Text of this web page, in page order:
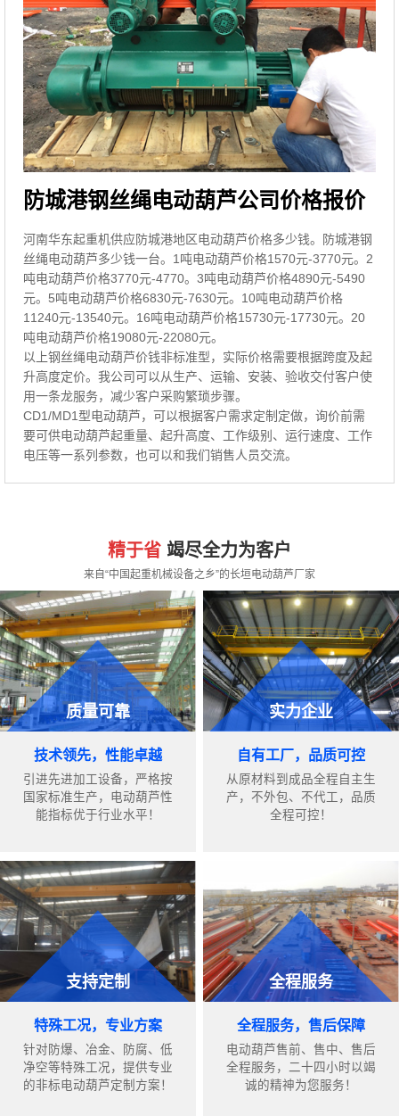
防城港钢丝绳电动葫芦公司价格报价
河南华东起重机供应防城港地区电动葫芦价格多少钱。防城港钢
丝绳电动葫芦多少钱一台。1吨电动葫芦价格1570元-3770元。2
吨电动葫芦价格3770元-4770。3吨电动葫芦价格4890元-5490
元。5吨电动葫芦价格6830元-7630元。10吨电动葫芦价格
11240元-13540元。16吨电动葫芦价格15730元-17730元。20
吨电动葫芦价格19080元-22080元。
以上钢丝绳电动葫芦价钱非标准型，实际价格需要根据跨度及起
升高度定价。我公司可以从生产、运输、安装、验收交付客户使
用一条龙服务，减少客户采购繁琐步骤。
CD1/MD1型电动葫芦，可以根据客户需求定制定做，询价前需
要可供电动葫芦起重量、起升高度、工作级别、运行速度、工作
电压等一系列参数，也可以和我们销售人员交流。
精于省 竭尽全力为客户
来自“中国起重机械设备之乡”的长垣电动葫芦厂家
质量可靠
技术领先，性能卓越
引进先进加工设备，严格按
国家标准生产，电动葫芦性
能指标优于行业水平！
实力企业
自有工厂，品质可控
从原材料到成品全程自主生
产，不外包、不代工，品质
全程可控！
支持定制
特殊工况，专业方案
针对防爆、冶金、防腐、低
净空等特殊工况，提供专业
的非标电动葫芦定制方案！
全程服务
全程服务，售后保障
电动葫芦售前、售中、售后
全程服务，二十四小时以竭
诚的精神为您服务！